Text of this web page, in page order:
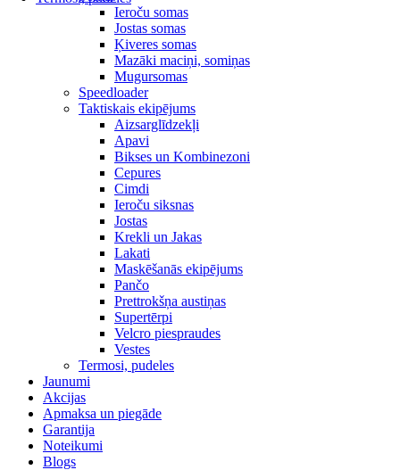
Ieroču somas
Jostas somas
Ķiveres somas
Mazāki maciņi, somiņas
Mugursomas
Speedloader
Taktiskais ekipējums
Aizsarglīdzekļi
Apavi
Bikses un Kombinezoni
Cepures
Cimdi
Ieroču siksnas
Jostas
Krekli un Jakas
Lakati
Maskēšanās ekipējums
Pančo
Prettrokšņa austiņas
Supertērpi
Velcro piespraudes
Vestes
Termosi, pudeles
Jaunumi
Akcijas
Apmaksa un piegāde
Garantija
Noteikumi
Blogs